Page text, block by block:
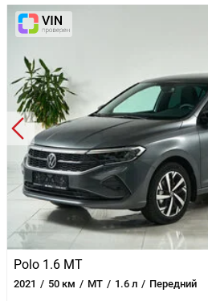
Polo 1.6 MT
2021 50 км MT 1.6 л Передний